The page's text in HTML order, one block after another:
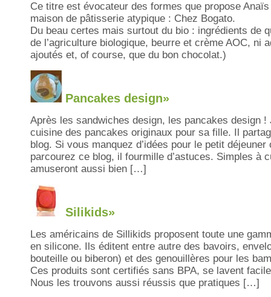
Ce titre est évocateur des formes que propose
maison de pâtisserie atypique : Chez Bogato.
Du beau certes mais surtout du bio : ingrédients de
de l’agriculture biologique, beurre et crème AOC, ni
ajoutés et, of course, que du bon chocolat.)
Pancakes design»
Après les sandwiches design, les pancakes design !
cuisine des pancakes originaux pour sa fille. Il
blog. Si vous manquez d’idées pour le petit
parcourez ce blog, il fourmille d’astuces. Simples à
amuseront aussi bien […]
Silikids»
Les américains de Sillikids proposent toute une
en silicone. Ils éditent entre autre des bavoirs,
bouteille ou biberon) et des genouillères pour les
Ces produits sont certifiés sans BPA, se lavent
Nous les trouvons aussi réussis que pratiques […]